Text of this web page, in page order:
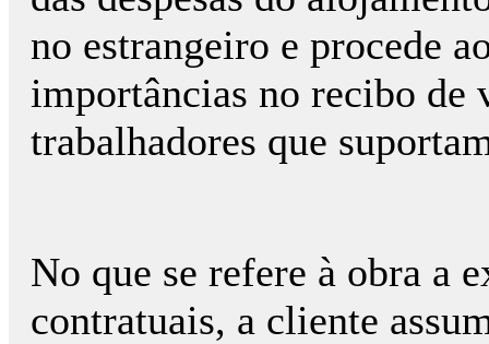
no estrangeiro e procede
importâncias no recibo de
trabalhadores que
No que se refere à obra a
contratuais, a cliente